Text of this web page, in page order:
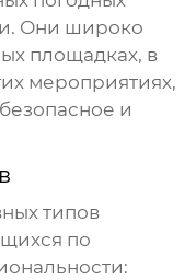
Они широко
площадках, в
мероприятиях,
и
типов
по